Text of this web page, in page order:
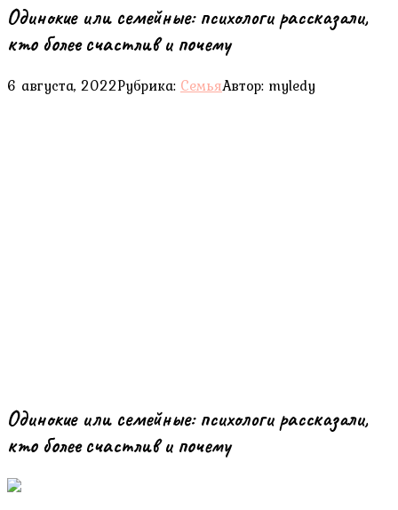
Одинокие или семейные: психологи рассказали,
кто более счастлив и почему
6 августа, 2022Рубрика: СемьяАвтор: myledy
Одинокие или семейные: психологи рассказали,
кто более счастлив и почему